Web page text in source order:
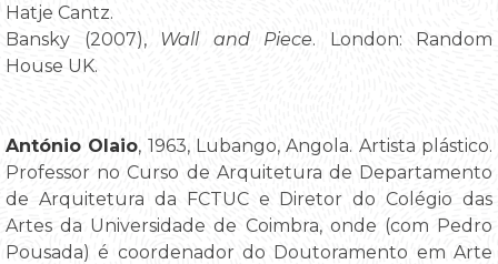
Hatje Cantz.
Bansky (2007),
Wall and Piece. London: Random
House UK.
António Olaio, 1963, Lubango, Angola. Artista plástico.
Professor no Curso de Arquitetura de Departamento
de Arquitetura da FCTUC e Diretor do Colégio das
Artes da Universidade de Coimbra, onde (com Pedro
Pousada) é coordenador do Doutoramento em Arte